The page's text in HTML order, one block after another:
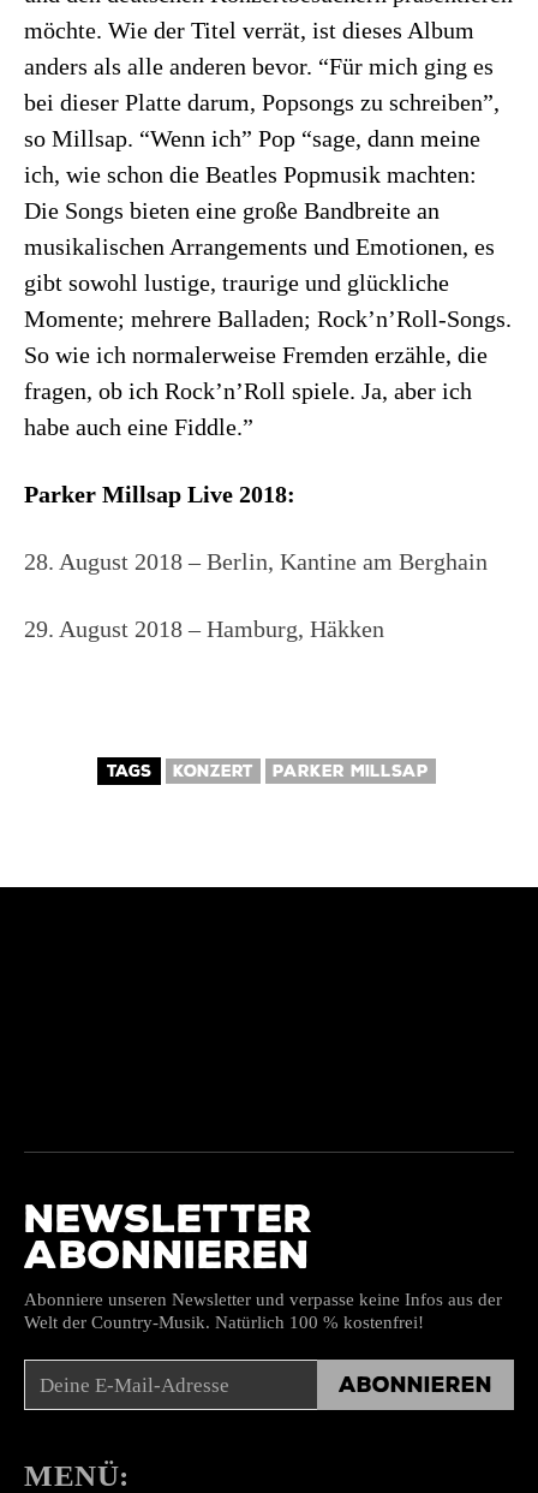
möchte. Wie der Titel verrät, ist dieses Album
anders als alle anderen bevor. “Für mich ging es
bei dieser Platte darum, Popsongs zu schreiben”,
so Millsap. “Wenn ich” Pop “sage, dann meine
ich, wie schon die Beatles Popmusik machten:
Die Songs bieten eine große Bandbreite an
musikalischen Arrangements und Emotionen, es
gibt sowohl lustige, traurige und glückliche
Momente; mehrere Balladen; Rock’n’Roll-Songs.
So wie ich normalerweise Fremden erzähle, die
fragen, ob ich Rock’n’Roll spiele. Ja, aber ich
habe auch eine Fiddle.”
Parker Millsap Live 2018:
28. August 2018 – Berlin, Kantine am Berghain
29. August 2018 – Hamburg, Häkken
TAGS KONZERT PARKER MILLSAP
NEWSLETTER
ABONNIEREN
Abonniere unseren Newsletter und verpasse keine Infos aus der
Welt der Country-Musik. Natürlich 100 % kostenfrei!
Abonnieren
MENÜ: